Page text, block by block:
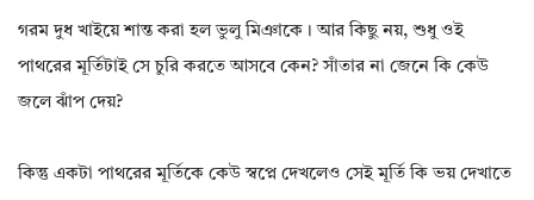
গরম দুধ খাইয়ে শান্ত করা হল ভুলু মিঞাকে। আর কিছু নয়, শুধু ওই
পাথরের মূর্তিটাই সে চুরি করতে আসবে কেন? সাঁতার না জেনে কি কেউ
জলে ঝাঁপ দেয়?
কিন্তু একটা পাথরের মূর্তিকে কেউ স্বপ্নে দেখলেও সেই মূর্তি কি ভয় দেখাতে